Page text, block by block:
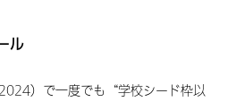
ル
）で一度でも“学校シード枠以